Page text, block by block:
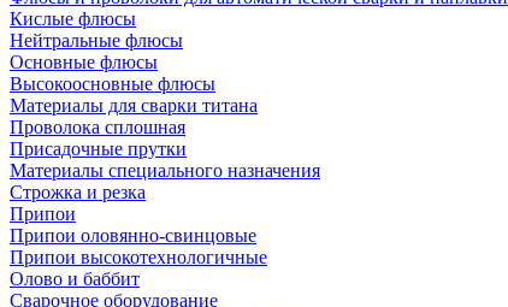
Кислые флюсы
Нейтральные флюсы
Основные флюсы
Высокоосновные флюсы
Материалы для сварки титана
Проволока сплошная
Присадочные прутки
Материалы специального назначения
Строжка и резка
Припои
Припои оловянно-свинцовые
Припои высокотехнологичные
Олово и баббит
Сварочное оборудование